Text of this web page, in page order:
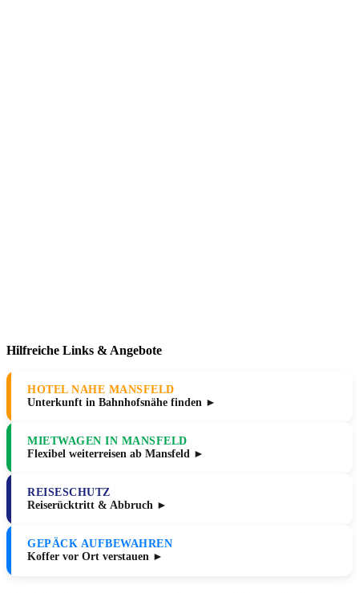
Hilfreiche Links & Angebote
HOTEL NAHE MANSFELD
Unterkunft in Bahnhofsnähe finden ►
MIETWAGEN IN MANSFELD
Flexibel weiterreisen ab Mansfeld ►
REISESCHUTZ
Reiserücktritt & Abbruch ►
GEPÄCK AUFBEWAHREN
Koffer vor Ort verstauen ►